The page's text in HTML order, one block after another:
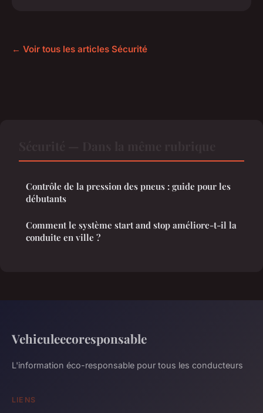
← Voir tous les articles Sécurité
Contrôle de la pression des pneus : guide pour les
débutants
Comment le système start and stop améliore-t-il la
conduite en ville ?
Vehiculeecoresponsable
L'information éco-responsable pour tous les conducteurs
LIENS